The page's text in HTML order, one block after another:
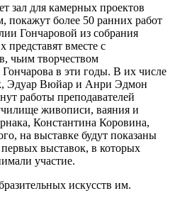
зал для камерных проектов
покажут более 50 ранних работ
Гончаровой из собрания
вместе с
чьим творчеством
в эти годы. В их числе
Эдуар Вюйар и Анри Эдмон
работы преподавателей
живописи, ваяния и
Константина Коровина,
на выставке будут показаны
выставок, в которых
участие.
искусств им.